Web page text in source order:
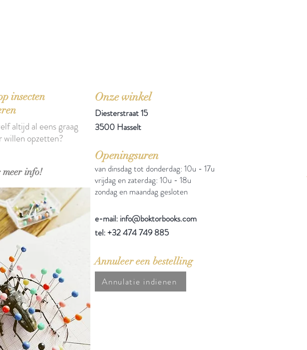
insecten
info!
altijd al eens graag
willen opzetten?
Onze winkel
Diesterstraat 15
3500 Hasselt
Openingsuren
van dinsdag tot donderdag: 10u - 17u
vrijdag en zaterdag: 10u - 18u
zondag en maandag gesloten
e-mail: info@boktorbooks.com
tel: +32 474 749 885
Annuleer een bestelling
Annulatie indienen